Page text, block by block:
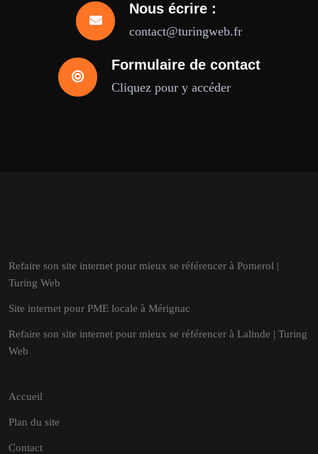
Nous écrire :
contact@turingweb.fr
Formulaire de contact
Cliquez pour y accéder
Refaire son site internet pour mieux se référencer à Pomerol |
Turing Web
Site internet pour PME locale à Mérignac
Refaire son site internet pour mieux se référencer à Lalinde | Turing
Web
Accueil
Plan du site
Contact